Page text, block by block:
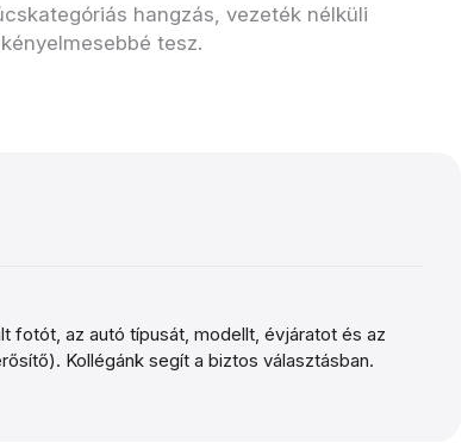
hangzás, vezeték nélküli
tesz.
fotót, az autó típusát, modellt, évjáratot és az
Kollégánk segít a biztos választásban.